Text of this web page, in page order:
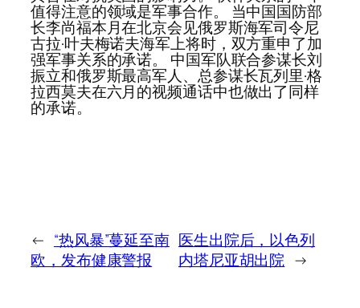
值得注意的领域是军事合作。 当中国国防部
长李尚福本月在北京会见俄罗斯海军司令尼
古拉·叶夫梅诺夫海军上将时，双方重申了加
强军事关系的承诺。 中国军队联合参谋长刘
振立和俄罗斯最高军人、总参谋长瓦列里·格
拉西莫夫在六月的视频通话中也做出了同样
的承诺。
← “热风暴”蔓延至南
欧，发布健康警报
医生出院后，以色列
内塔尼亚胡出院 →